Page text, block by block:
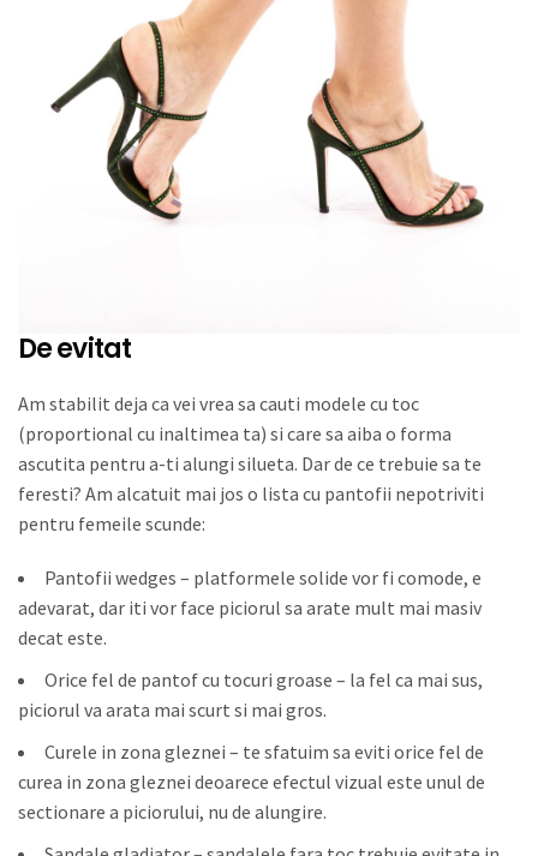
De evitat
Am stabilit deja ca vei vrea sa cauti modele cu toc
(proportional cu inaltimea ta) si care sa aiba o forma
ascutita pentru a-ti alungi silueta. Dar de ce trebuie sa te
feresti? Am alcatuit mai jos o lista cu pantofii nepotriviti
pentru femeile scunde:
Pantofii wedges – platformele solide vor fi comode, e
adevarat, dar iti vor face piciorul sa arate mult mai masiv
decat este.
Orice fel de pantof cu tocuri groase – la fel ca mai sus,
piciorul va arata mai scurt si mai gros.
Curele in zona gleznei – te sfatuim sa eviti orice fel de
curea in zona gleznei deoarece efectul vizual este unul de
sectionare a piciorului, nu de alungire.